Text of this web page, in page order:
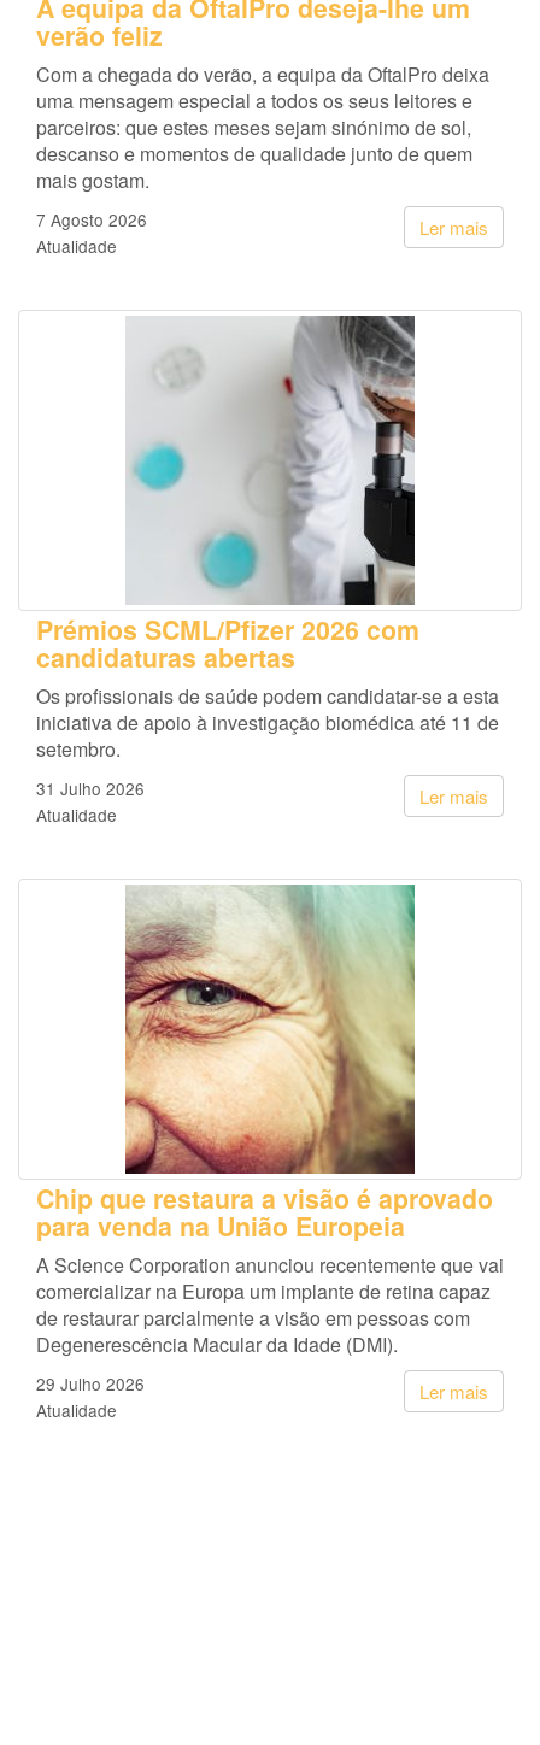
A equipa da OftalPro deseja-lhe um
verão feliz
Com a chegada do verão, a equipa da OftalPro deixa
uma mensagem especial a todos os seus leitores e
parceiros: que estes meses sejam sinónimo de sol,
descanso e momentos de qualidade junto de quem
mais gostam.
Ler mais
7 Agosto 2026
Atualidade
Prémios SCML/Pfizer 2026 com
candidaturas abertas
Os profissionais de saúde podem candidatar-se a esta
iniciativa de apoio à investigação biomédica até 11 de
setembro.
Ler mais
31 Julho 2026
Atualidade
Chip que restaura a visão é aprovado
para venda na União Europeia
A Science Corporation anunciou recentemente que vai
comercializar na Europa um implante de retina capaz
de restaurar parcialmente a visão em pessoas com
Degenerescência Macular da Idade (DMI).
Ler mais
29 Julho 2026
Atualidade